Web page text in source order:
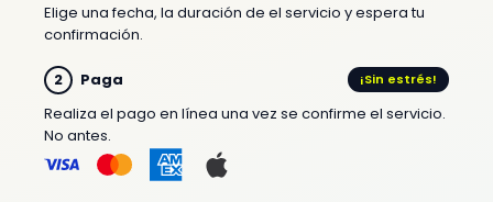
Elige una fecha, la duración de el servicio y espera tu
confirmación.
Paga ¡Sin estrés!
Realiza el pago en línea una vez se confirme el servicio.
No antes.